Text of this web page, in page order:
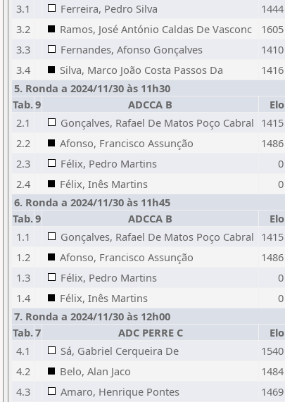
3.1
Ferreira, Pedro Silva 1444
3.2
Ramos, José António Caldas De Vasconc 1605
3.3
Fernandes, Afonso Gonçalves 1410
3.4
Silva, Marco João Costa Passos Da 1416
5. Ronda a 2024/11/30 às 11h30
Tab.9 ADCCA B Elo
2.1
Gonçalves, Rafael De Matos Poço Cabral 1415
2.2
Afonso, Francisco Assunção 1486
2.3
Félix, Pedro Martins 0
2.4
Félix, Inês Martins 0
6. Ronda a 2024/11/30 às 11h45
Tab.9 ADCCA B Elo
1.1
Gonçalves, Rafael De Matos Poço Cabral 1415
1.2
Afonso, Francisco Assunção 1486
1.3
Félix, Pedro Martins 0
1.4
Félix, Inês Martins 0
7. Ronda a 2024/11/30 às 12h00
Tab.7 ADC PERRE C Elo
4.1
Sá, Gabriel Cerqueira De 1540
4.2
Belo, Alan Jaco 1484
4.3
Amaro, Henrique Pontes 1469